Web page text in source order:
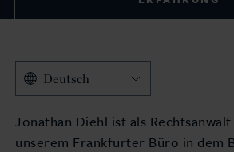
Deutsch
Jonathan Diehl ist als
unserem Frankfurter Büro in dem